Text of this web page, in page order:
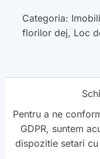
Categoria:
florilor dej, Loc
1
Pentru a ne
GDPR, suntem
dispozitie setari